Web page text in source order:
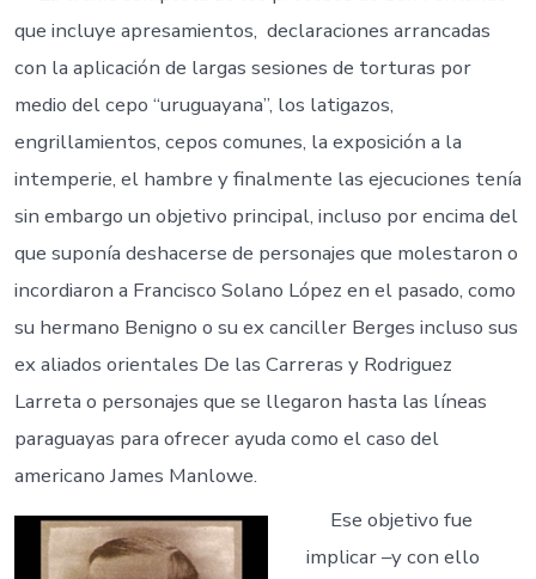
el
objetivo
el
proceso.
que incluye apresamientos, declaraciones arrancadas
con la aplicación de largas sesiones de torturas por
medio del cepo “uruguayana”, los latigazos,
engrillamientos, cepos comunes, la exposición a la
intemperie, el hambre y finalmente las ejecuciones tenía
sin embargo un objetivo principal, incluso por encima del
que suponía deshacerse de personajes que molestaron o
incordiaron a Francisco Solano López en el pasado, como
su hermano Benigno o su ex canciller Berges incluso sus
ex aliados orientales De las Carreras y Rodriguez
Larreta o personajes que se llegaron hasta las líneas
paraguayas para ofrecer ayuda como el caso del
americano James Manlowe.
Ese objetivo fue
implicar –y con ello